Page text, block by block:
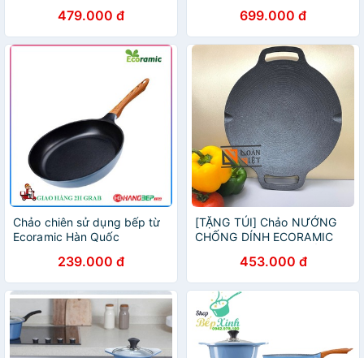
479.000 đ 699.000 đ
Chảo chiên sử dụng bếp từ
Ecoramic Hàn Quốc
239.000 đ
[TẶNG TÚI] Chảo NƯỚNG
CHỐNG DÍNH ECORAMIC
,GANG ĐÚC NGUYÊN KHỐI
33cm - Phong cách Hàn
Quốc, an toàn
453.000 đ